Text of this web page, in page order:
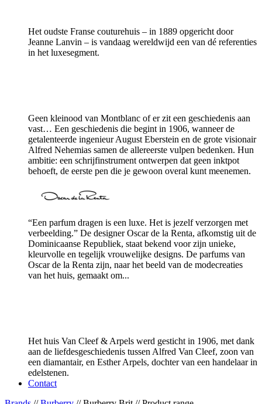
Het oudste Franse couturehuis – in 1889 opgericht door
Jeanne Lanvin – is vandaag wereldwijd een van dé referenties
in het luxesegment.
Geen kleinood van Montblanc of er zit een geschiedenis aan
vast… Een geschiedenis die begint in 1906, wanneer de
getalenteerde ingenieur August Eberstein en de grote visionair
Alfred Nehemias samen de allereerste vulpen bedenken. Hun
ambitie: een schrijfinstrument ontwerpen dat geen inktpot
behoeft, de eerste pen die je gewoon overal kunt meenemen.
“Een parfum dragen is een luxe. Het is jezelf verzorgen met
verbeelding.” De designer Oscar de la Renta, afkomstig uit de
Dominicaanse Republiek, staat bekend voor zijn unieke,
kleurvolle en tegelijk vrouwelijke designs. De parfums van
Oscar de la Renta zijn, naar het beeld van de modecreaties
van het huis, gemaakt om...
Het huis Van Cleef & Arpels werd gesticht in 1906, met dank
aan de liefdesgeschiedenis tussen Alfred Van Cleef, zoon van
een diamantair, en Esther Arpels, dochter van een handelaar in
edelstenen.
Contact